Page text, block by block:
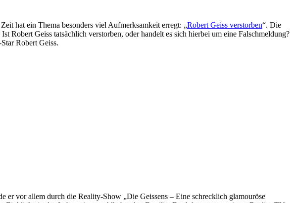
hat ein Thema besonders viel Aufmerksamkeit erregt: „Robert Geiss verstorben“. Die
Geiss tatsächlich verstorben, oder handelt es sich hierbei um eine Falschmeldung?
Robert Geiss.
er vor allem durch die Reality-Show „Die Geissens – Eine schrecklich glamouröse